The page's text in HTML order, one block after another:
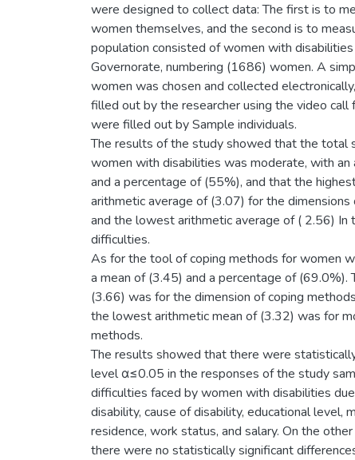
were designed to collect data: The first is to
women themselves, and the second is to
population consisted of women with
Governorate, numbering (1686) women. A
women was chosen and collected
filled out by the researcher using the video call
were filled out by Sample individuals.
The results of the study showed that the total
women with disabilities was moderate, with
and a percentage of (55%), and that the
arithmetic average of (3.07) for the dimensions
and the lowest arithmetic average of ( 2.56) In
difficulties.
As for the tool of coping methods for women
a mean of (3.45) and a percentage of (69.0%).
(3.66) was for the dimension of coping
the lowest arithmetic mean of (3.32) was for
methods.
The results showed that there were
level α≤0.05 in the responses of the study
difficulties faced by women with disabilities
disability, cause of disability, educational level,
residence, work status, and salary. On the
there were no statistically significant